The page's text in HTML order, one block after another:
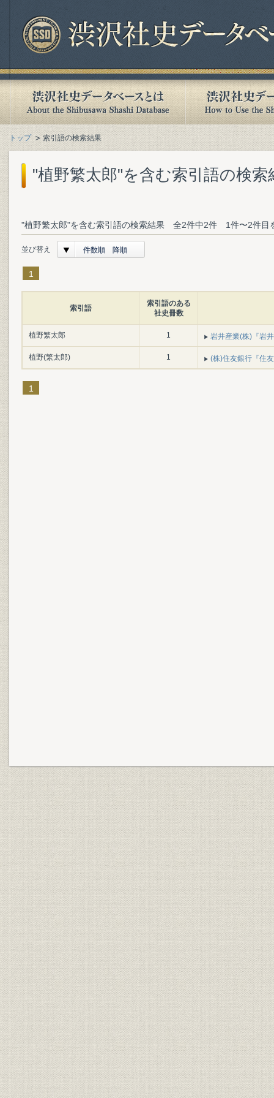
トップ 索引語の検索結果
"植野繁太郎"を含む索引語の検索
"植野繁太郎"を含む索引語の検索結果 全2件中2件 1件〜2件目
並び替え 件数順 降順
1
索引語
索引語のある
社史冊数
植野繁太郎 1 岩井産業(株)『岩
植野(繁太郎) 1 (株)住友銀行『住
1